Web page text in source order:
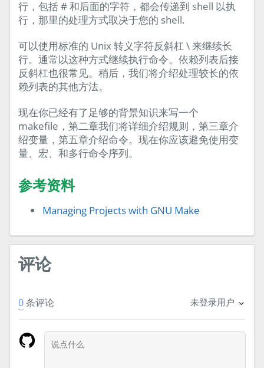
行，包括 # 和后面的字符，都会传递到 shell 以执
行，那里的处理方式取决于您的 shell.
可以使用标准的 Unix 转义字符反斜杠 \ 来继续长
行。通常以这种方式继续执行命令。依赖列表后接
反斜杠也很常见。稍后，我们将介绍处理较长的依
赖列表的其他方法。
现在你已经有了足够的背景知识来写一个
makefile，第二章我们将详细介绍规则，第三章介
绍变量，第五章介绍命令。现在你应该避免使用变
量、宏、和多行命令序列。
参考资料
Managing Projects with GNU Make
评论
0条评论 未登录用户